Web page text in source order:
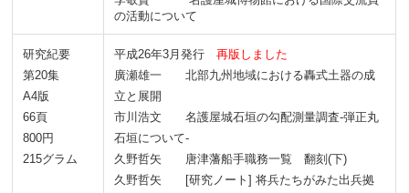
の活動について
研究紀要
第20集
A4版
66頁
800円
215グラム
平成26年3月発行 再版しました
廣瀬雄一 北部九州地域における轟式土器の成
立と展開
市川浩文 名護屋城石垣の勾配測量調査-弾正丸
石垣について-
久野哲矢 唐津藩船手職務一覧 翻刻(下)
久野哲矢 [研究ノート] 将兵たちがみた出兵拠